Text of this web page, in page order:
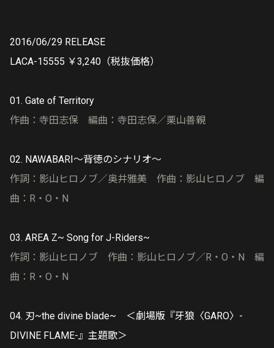
2016/06/29 RELEASE
LACA-15555 ￥3,240（税抜価格）
01. Gate of Territory
作曲：寺田志保 編曲：寺田志保／栗山善親
02. NAWABARI～背徳のシナリオ～
作詞：影山ヒロノブ／奥井雅美 作曲：影山ヒロノブ 編
曲：R・O・N
03. AREA Z~ Song for J-Riders~
作詞：影山ヒロノブ 作曲：影山ヒロノブ／R・O・N 編
曲：R・O・N
04. 刃~the divine blade~ ＜劇場版『牙狼〈GARO〉-
DIVINE FLAME-』主題歌＞